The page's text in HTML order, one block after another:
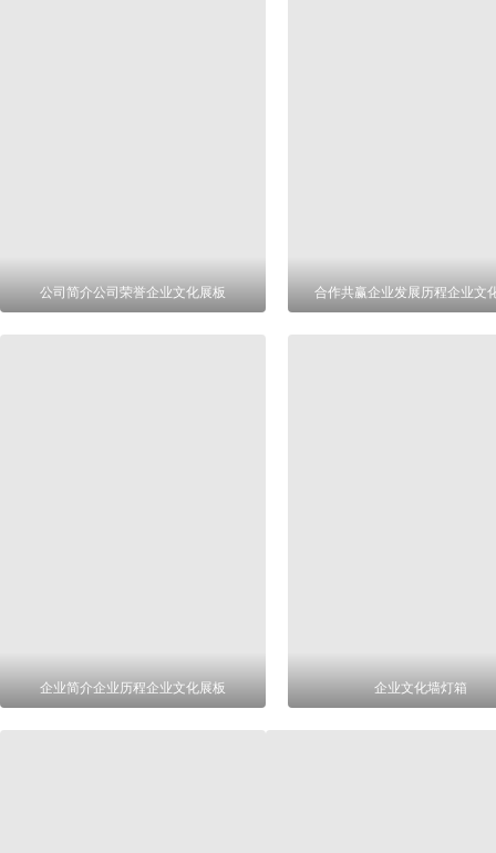
公司简介公司荣誉企业文化展板 合作共赢企业发展历程企业文
企业简介企业历程企业文化展板 企业文化墙灯箱